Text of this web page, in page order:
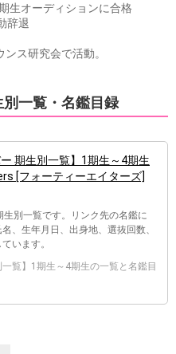
生オーディションに合格
辞退
ス研究会で活動。
一覧・名鑑目録
期生別一覧】1期生～4期生
[フォーティーエイターズ]
別一覧です。リンク先の名鑑に
、生年月日、出身地、選抜回数、
います。
覧】1期生～4期生の一覧と名鑑目